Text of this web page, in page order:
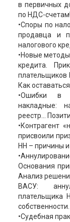
в первичных
по НДС-счетам!
•Споры по
продавца и
налогового
•Новые
кредита.
плательщиков
Как
•Ошибки в
накладные:
реестр...
•Контрагент
присвоили
НН – причины и
Основания
Анализ
ВАСУ:
плательщика
собственности.
•Судебная